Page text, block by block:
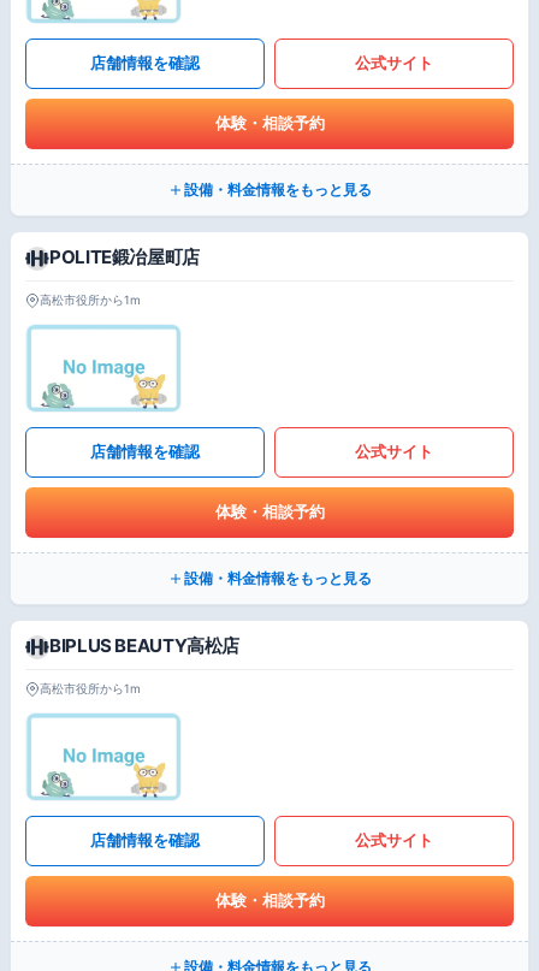
店舗情報を確認 公式サイト
体験・相談予約
設備・料金情報をもっと見る
POLITE鍛冶屋町店
高松市役所から1m
店舗情報を確認 公式サイト
体験・相談予約
設備・料金情報をもっと見る
BIPLUS BEAUTY高松店
高松市役所から1m
店舗情報を確認 公式サイト
体験・相談予約
設備・料金情報をもっと見る